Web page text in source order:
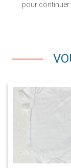
pour continuer